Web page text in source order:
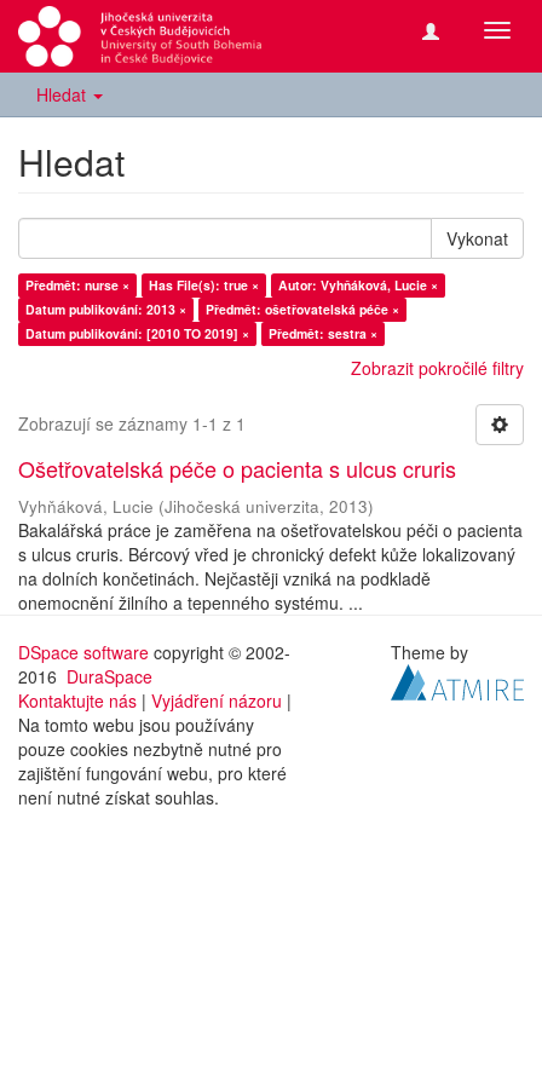
Hledat
Hledat
Vykonat
Předmět: nurse × Has File(s): true ×
Autor: Vyhňáková, Lucie ×
Datum publikování: 2013 ×
Předmět: ošetřovatelská péče ×
Datum publikování: [2010 TO 2019] ×
Předmět: sestra ×
Zobrazit pokročilé filtry
Zobrazují se záznamy 1-1 z 1
Ošetřovatelská péče o pacienta s ulcus cruris
Vyhňáková, Lucie (Jihočeská univerzita, 2013)
Bakalářská práce je zaměřena na ošetřovatelskou péči o pacienta
s ulcus cruris. Bércový vřed je chronický defekt kůže lokalizovaný
na dolních končetinách. Nejčastěji vzniká na podkladě
onemocnění žilního a tepenného systému. ...
DSpace software copyright © 2002-
2016 DuraSpace
Kontaktujte nás | Vyjádření názoru |
Na tomto webu jsou používány
pouze cookies nezbytně nutné pro
zajištění fungování webu, pro které
není nutné získat souhlas.
Theme by